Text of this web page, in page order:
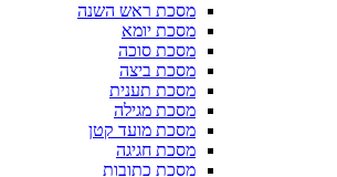
מסכת ראש השנה
מסכת יומא
מסכת סוכה
מסכת ביצה
מסכת תענית
מסכת מגילה
מסכת מועד קטן
מסכת חגיגה
מסכת כתובות